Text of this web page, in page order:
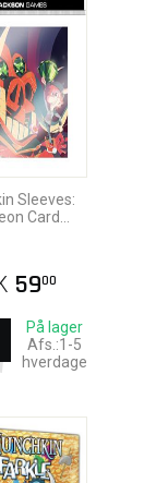
Sleeves:
Card
5900
På lager
Afs.:1-5
hverdage